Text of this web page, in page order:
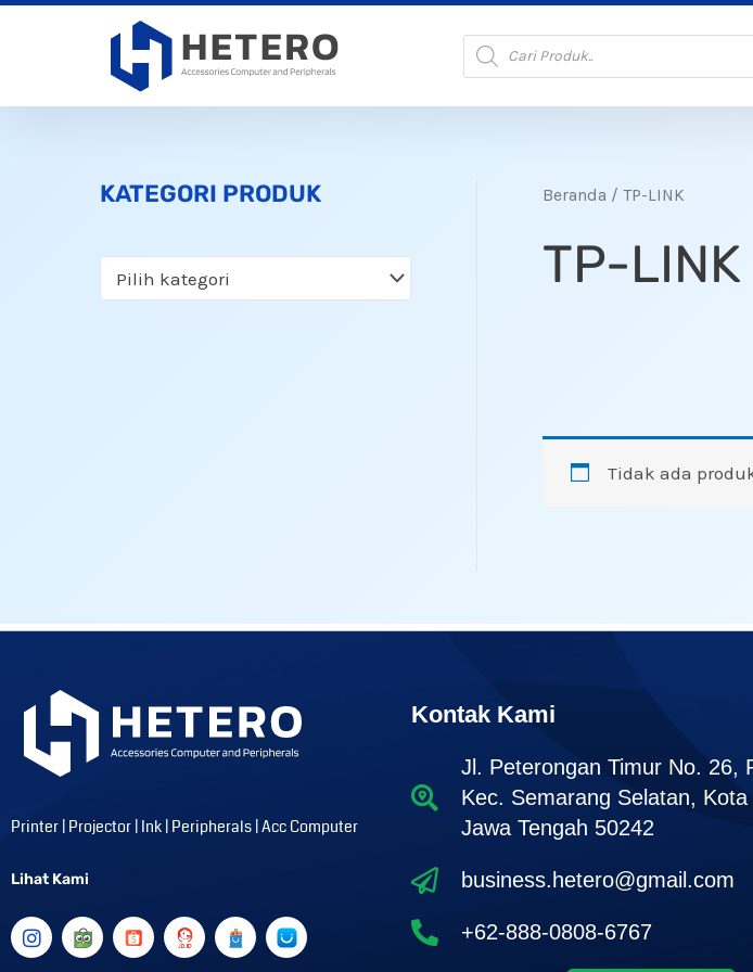
Products
search
KATEGORI PRODUK
Pilih kategori
Beranda / TP-LINK
TP-LINK
Tidak ada
Printer | Projector | Ink | Peripherals | Acc Computer
Lihat Kami
I
n
Kontak Kami
Jl. Peterongan Timur No. 26,
Kec. Semarang Selatan,
Jawa Tengah 50242
business.hetero@gmail.com
+62-888-0808-6767